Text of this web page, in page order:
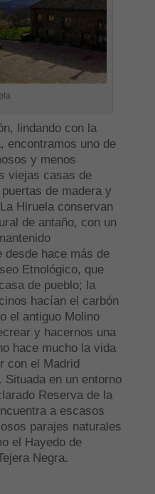
lindando con la
encontramos uno de
y menos
viejas casas de
de madera y
Hiruela conservan
de antaño, con un
desde hace más de
Etnológico, que
de pueblo; la
hacían el carbón
el antiguo Molino
y hacernos una
hace mucho la vida
con el Madrid
Situada en un entorno
Reserva de la
a escasos
parajes naturales
el Hayedo de
Negra.